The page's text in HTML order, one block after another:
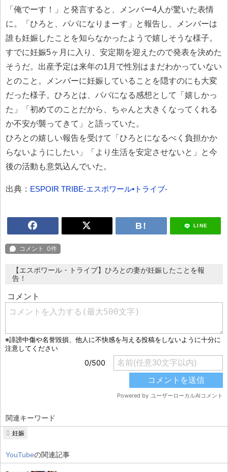
「俺でーす！」と発言すると、メンバー4人が驚いた表情
に。「ひろと、パパになりまーす」と報告し、メンバーは
誰も妊娠したことを知らなかったようで嬉しそうな様子。
すでに妊娠5ヶ月に入り、安定期を迎えたので発表を決めた
そうだ。出産予定は来年の1月で性別はまだわかっていない
とのこと。メンバーに妊娠していることを隠すのにも大変
だった様子。ひろとは、パパになる感想として「嬉しかっ
た」「初めてのことだから、ちゃんと大きくなってくれる
か不安が襲ってきて」と語っていた。
ひろとの嬉しい報告を受けて「ひろとになるべく負担かか
らないようにしたい」「より生活を安定させないと」と今
後の活動も意気込んでいた。
出典： ESPOIR TRIBE-エスポワール•トライブ-
LINE
【エスポワール・トライブ】ひろとの妻が妊娠したことを報
告！
関連キーワード
妊娠
YouTubeの関連記事